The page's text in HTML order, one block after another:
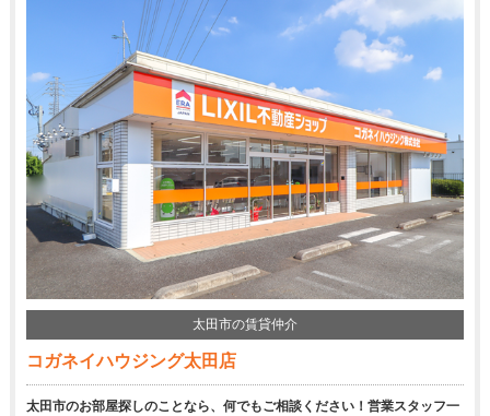
太田市の賃貸仲介
コガネイハウジング太田店
太田市のお部屋探しのことなら、何でもご相談ください！営業スタッフ一